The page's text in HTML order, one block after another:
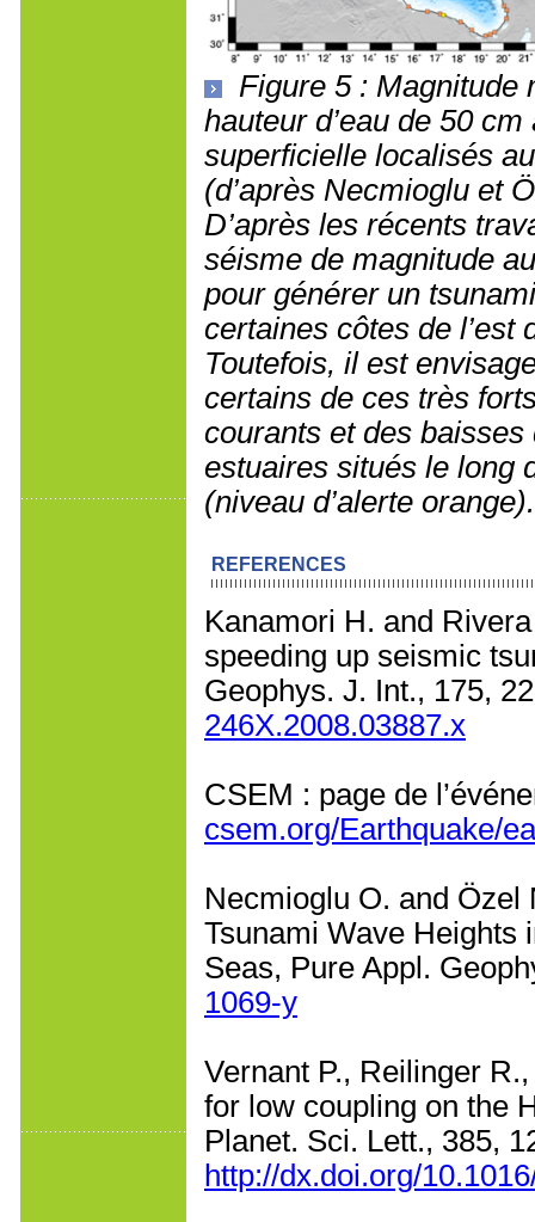
Figure 5 : Magnitude
hauteur d’eau de 50
superficielle localisés
(d’après Necmioglu et
D’après les récents
séisme de magnitude
pour générer un
certaines côtes de l’est
Toutefois, il est
certains de ces très
courants et des
estuaires situés le long
(niveau d’alerte orange).
REFERENCES
Kanamori H. and
speeding up seismic
Geophys. J. Int., 175,
246X.2008.03887.x
CSEM : page de
csem.org/Earthquake/
Necmioglu O. and Özel
Tsunami Wave Heights
Seas, Pure Appl.
1069-y
Vernant P., Reilinger
for low coupling on the
Planet. Sci. Lett., 385,
http://dx.doi.org/